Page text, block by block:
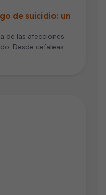
de suicidio: un
de las afecciones
Desde cefaleas